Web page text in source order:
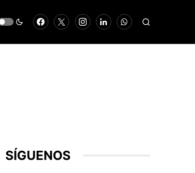
SÍGUENOS